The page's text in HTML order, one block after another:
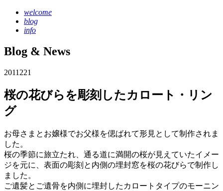
welcome
blog
info
Blog & News
2011 221
桜の花びらを彫刻したカロート・リン
グ
お母さまとお嬢様でお父様を偲ばれて形見として制作されま
した。
桜の季節に旅立たれ、通る道に満開の桜が見えていたイメー
ジを元に、表面の彫刻と内側の埋封窓を桜の花びらで制作し
ました。
ご遺髪とご遺骨を内側に埋封したカロートタイプのモーニン